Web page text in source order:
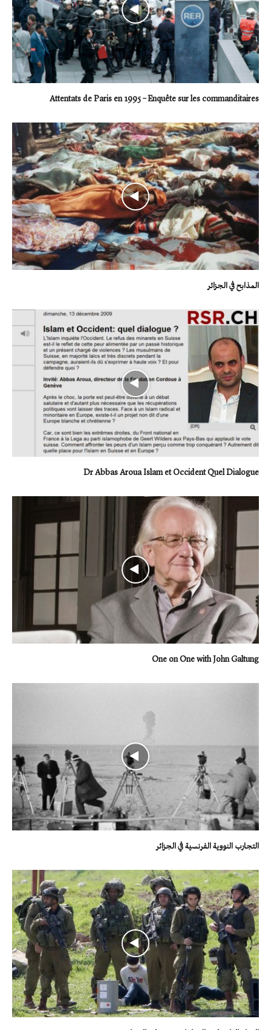
Attentats de Paris en 1995 – Enquête sur les commanditaires
المذابح في الجزائر
Dr Abbas Aroua Islam et Occident Quel Dialogue
One on One with John Galtung
التجارب النووية الفرنسية في الجزائر